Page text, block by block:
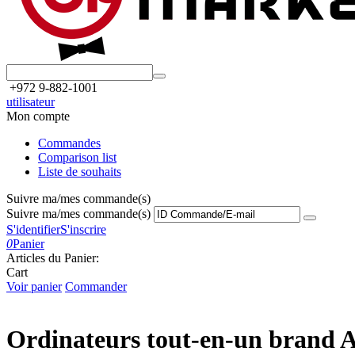
+972 9-882-1001
utilisateur
Mon compte
Commandes
Comparison list
Liste de souhaits
Suivre ma/mes commande(s)
Suivre ma/mes commande(s)
S'identifierS'inscrire
0Panier
Articles du Panier:
Cart
Voir panier Commander
Ordinateurs tout-en-un brand